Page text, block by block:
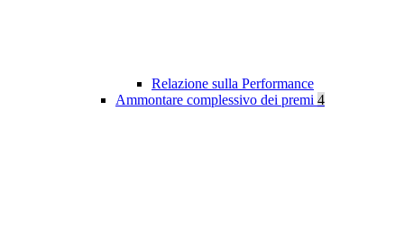
Relazione sulla Performance
Ammontare complessivo dei premi 4